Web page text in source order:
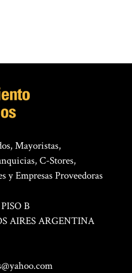
Mayoristas,
C-Stores,
y Empresas Proveedoras
B
AIRES ARGENTINA